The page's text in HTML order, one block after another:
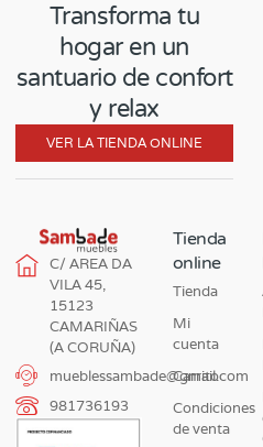
Transforma tu
hogar en un
santuario de confort
y relax
VER LA TIENDA ONLINE
C/ AREA DA
VILA 45,
15123
CAMARIÑAS
(A CORUÑA)
mueblessambade@gmail.com
981736193
Tienda
online
Tienda
Mi
cuenta
Carrito
Condiciones
de venta